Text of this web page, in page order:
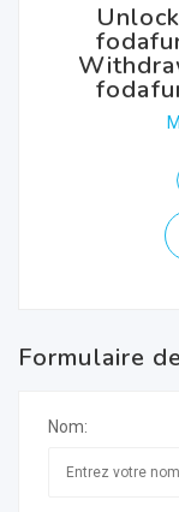
Formulaire
Nom: